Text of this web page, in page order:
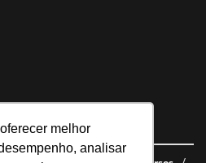
melhor
analisar